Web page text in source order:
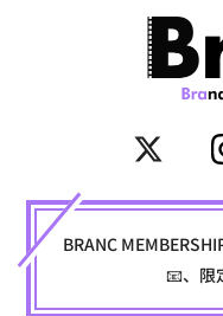
BRANC
📧、限